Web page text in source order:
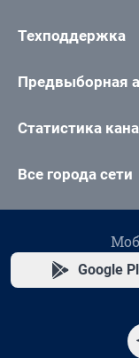
Техподдержка
Предвыборная
Статистика
Все города сети
Google